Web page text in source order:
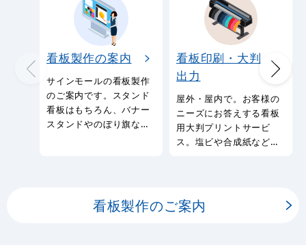
看板製作の案内
サインモールの看板製作
のご案内です。スタンド
看板はもちろん、バナー
スタンドやのぼり旗など
看板印刷・大判
出力
屋外・屋内で。お客様の
ニーズにお答えする看板
用大判プリントサービ
ス。塩ビや合成紙など看
看板製作のご案内